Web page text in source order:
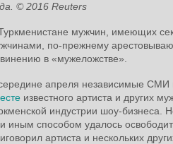
© 2016 Reuters
мужчин, имеющих
по-прежнему
в «мужеложстве».
апреля независимые СМИ
известного артиста и других
индустрии шоу-бизнеса.
иным способом удалось
артиста и нескольких